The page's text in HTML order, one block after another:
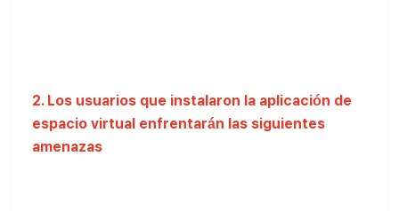
2. Los usuarios que instalaron la aplicación de
espacio virtual enfrentarán las siguientes
amenazas